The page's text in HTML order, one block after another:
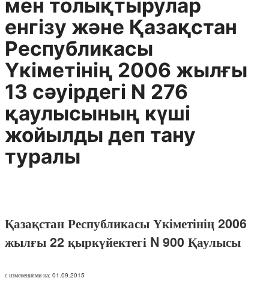
мен толықтырулар
енгiзу және Қазақстан
Республикасы
Yкiметiнiң 2006 жылғы
13 сәуiрдегi N 276
қаулысының күшi
жойылды деп тану
туралы
Қазақстан Республикасы Үкіметінің 2006
жылғы 22 қыркүйектегі N 900 Қаулысы
с изменениями на: 01.09.2015